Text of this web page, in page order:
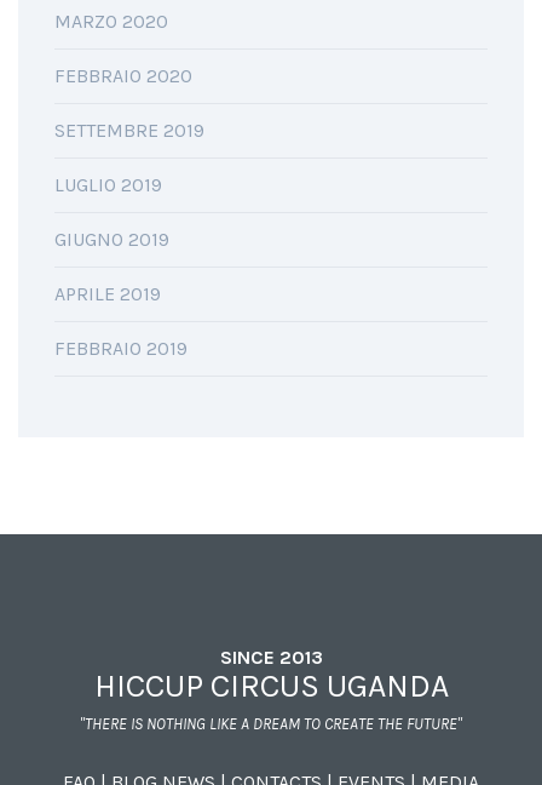
MARZO 2020
FEBBRAIO 2020
SETTEMBRE 2019
LUGLIO 2019
GIUGNO 2019
APRILE 2019
FEBBRAIO 2019
SINCE 2013
HICCUP CIRCUS UGANDA
"THERE IS NOTHING LIKE A DREAM TO CREATE THE FUTURE"